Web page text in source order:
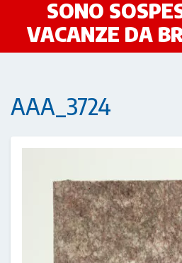
SONO
VACANZE DA
AAA_3724